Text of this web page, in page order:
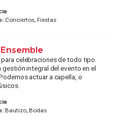
Conciertos, Fiestas
celebraciones de todo tipo.
gestión integral del evento en el
actuar a capella, o
Bautizo, Bodas